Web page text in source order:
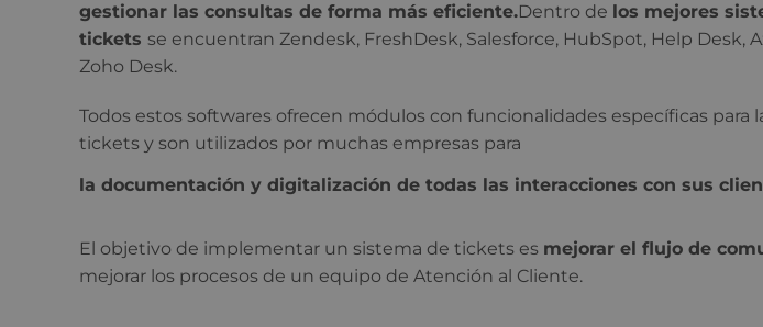
gestionar las consultas de forma más eficiente.Dentro de los mejores
tickets se encuentran Zendesk, FreshDesk, Salesforce, HubSpot, Help Desk,
Zoho Desk.
Todos estos softwares ofrecen módulos con funcionalidades específicas para
tickets y son utilizados por muchas empresas para
la documentación y digitalización de todas las interacciones con sus
El objetivo de implementar un sistema de tickets es mejorar el flujo de
mejorar los procesos de un equipo de Atención al Cliente.